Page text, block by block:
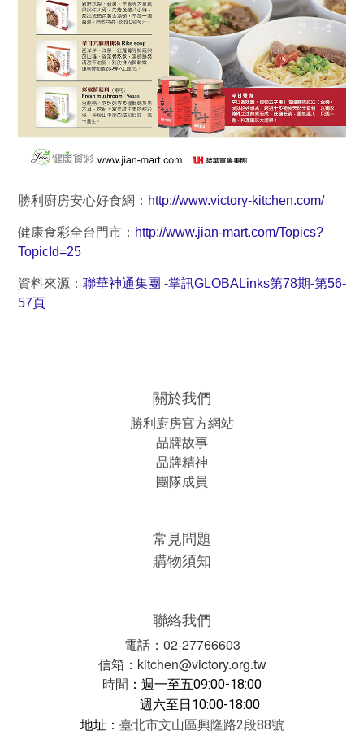
勝利廚房安心好食網： http://www.victory-kitchen.com/
健康食彩全台門市： http://www.jian-mart.com/Topics?
TopicId=25
資料來源： 聯華神通集團 -掌訊GLOBALinks第78期-第56-
57頁
關於我們
勝利廚房官方網站
品牌故事
品牌精神
團隊成員
常見問題
購物須知
聯絡我們
電話：02-27766603
信箱：kitchen@victory.org.tw
時間 ： 週一至五09:00-18:00
週六至日10:00-18:00
地址： 臺北市文山區興隆路2段88號